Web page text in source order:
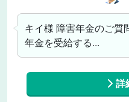
キイ様 障害年金のご質
年金を受給する...
詳